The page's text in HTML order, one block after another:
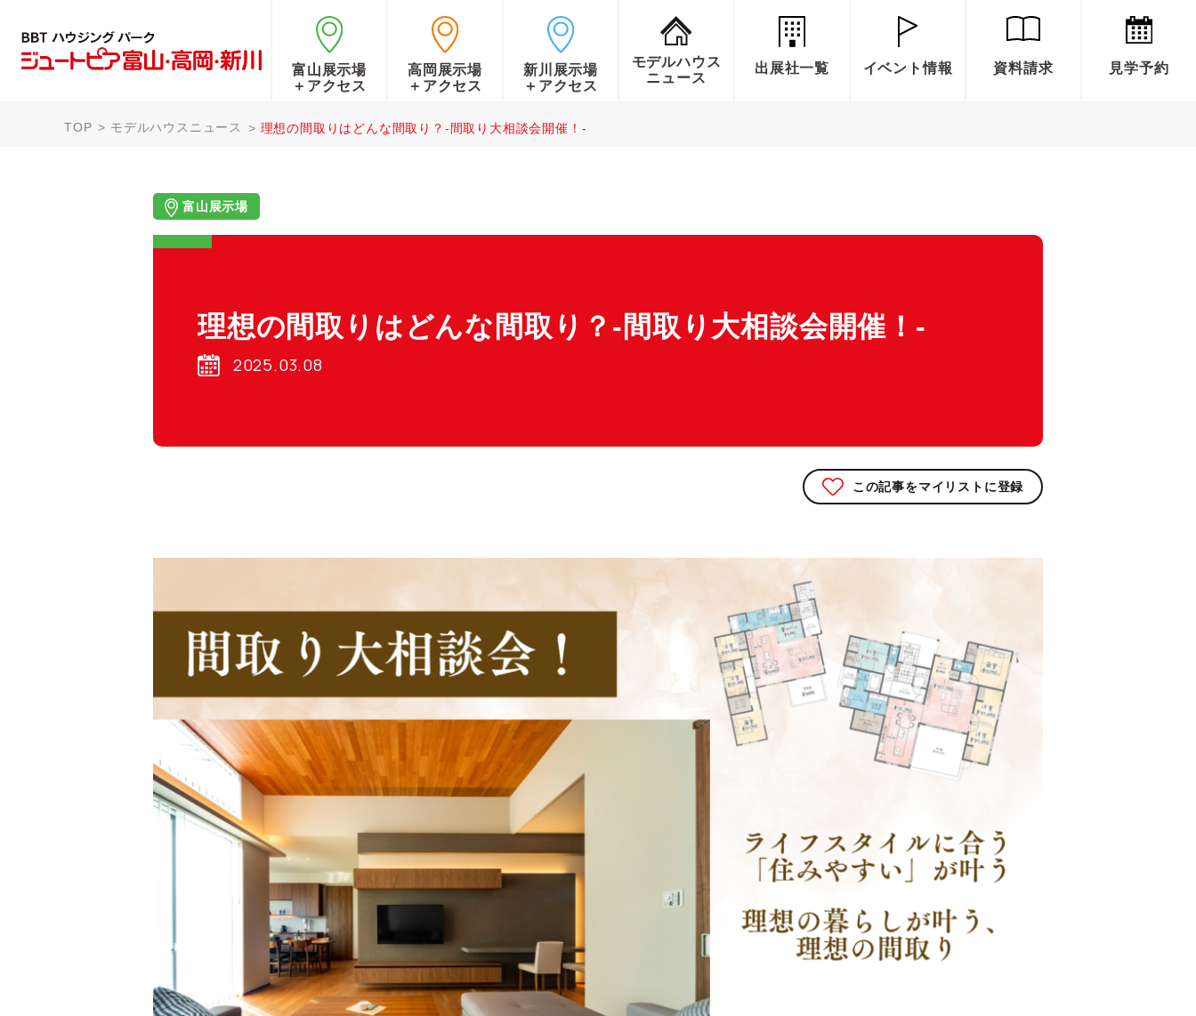
富山展示場
＋アクセス
高岡展示場
＋アクセス
新川展示場
＋アクセス
モデルハウス
ニュース
出展社一覧 イベント情報 資料請求 見学予約
TOP モデルハウスニュース 理想の間取りはどんな間取り？-間取り大相談会開催！-
富山展示場
理想の間取りはどんな間取り？-間取り大相談会開催！-
2025.03.08
この記事をマイリストに登録